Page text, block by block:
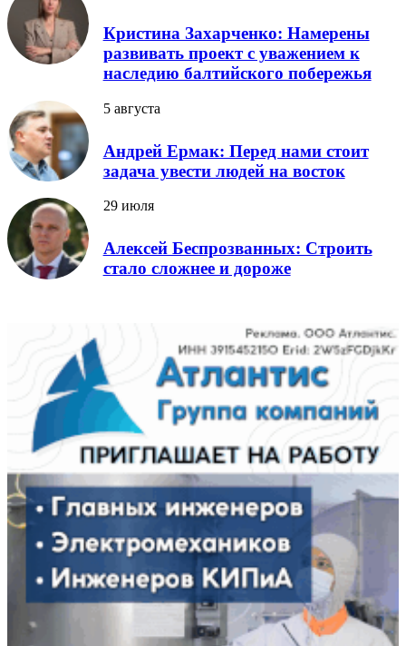
Кристина Захарченко: Намерены
развивать проект с уважением к
наследию балтийского побережья
5 августа
Андрей Ермак: Перед нами стоит
задача увести людей на восток
29 июля
Алексей Беспрозванных: Строить
стало сложнее и дороже